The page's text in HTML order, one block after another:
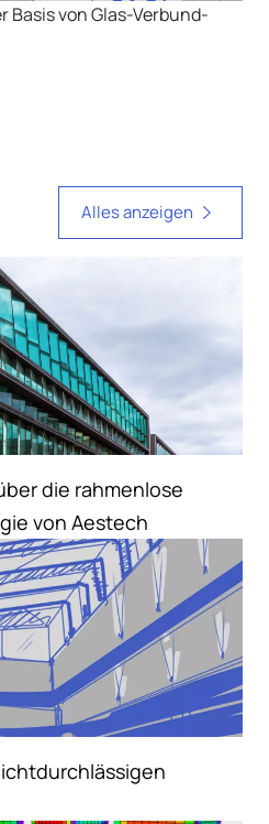
Basis von Glas-Verbund-
Alles anzeigen
die rahmenlose
von Aestech